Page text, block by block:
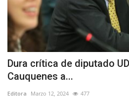
Dura crítica de diputado
Cauquenes a...
Editora Marzo 12, 2024 477